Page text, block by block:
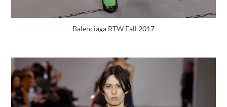
Balenciaga RTW Fall 2017